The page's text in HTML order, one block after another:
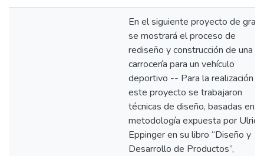
En el siguiente proyecto de
se mostrará el proceso de
rediseño y construcción de una
carrocería para un vehículo
deportivo -- Para la realización
este proyecto se trabajaron
técnicas de diseño, basadas en la
metodología expuesta por
Eppinger en su libro “Diseño y
Desarrollo de Productos”,